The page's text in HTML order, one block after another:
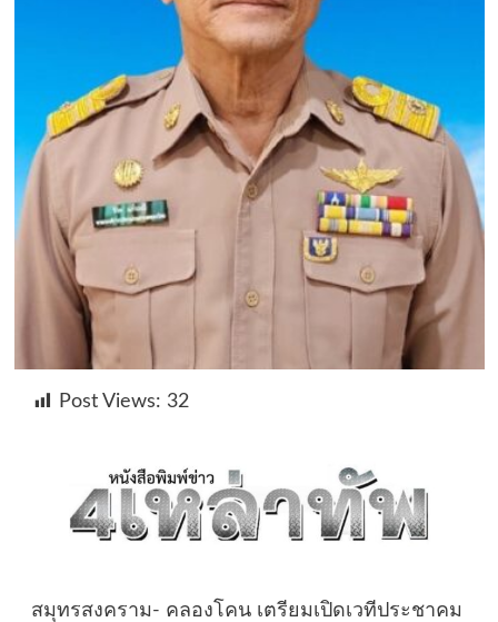
Post Views: 32
สมุทรสงคราม- คลองโคน เตรียมเปิดเวทีประชาคม